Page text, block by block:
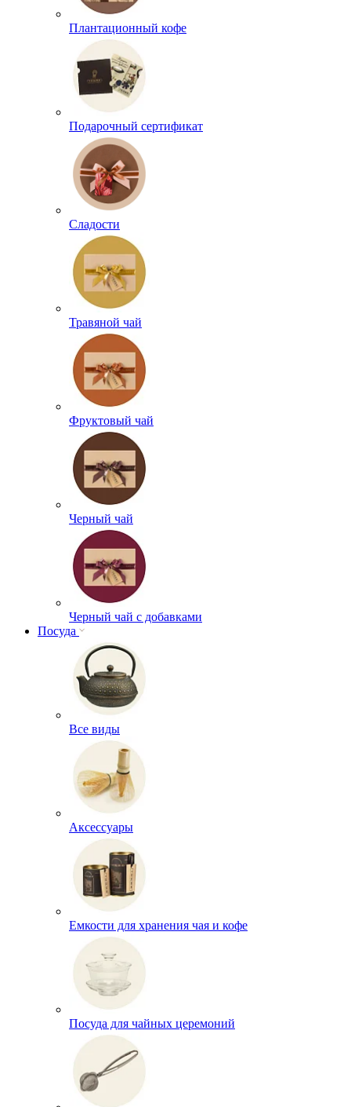
Плантационный кофе
Подарочный сертификат
Сладости
Травяной чай
Фруктовый чай
Черный чай
Черный чай с добавками
Посуда
Все виды
Аксессуары
Емкости для хранения чая и кофе
Посуда для чайных церемоний